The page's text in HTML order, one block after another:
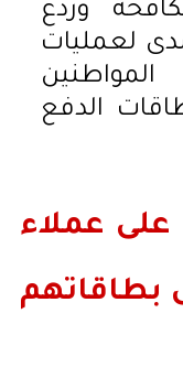
وردع
لعمليات
الدفع
عملاء
بطاقاتهم